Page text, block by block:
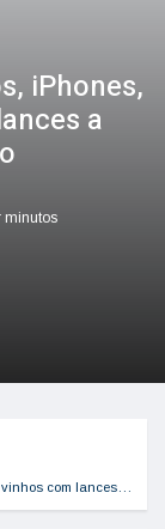
iPhones,
a
minutos
com lances…